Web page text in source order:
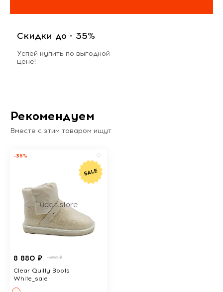
Скидки до - 35%
Успей купить по выгодной
цене!
Рекомендуем
Вместе с этим товаром ищут
-36%
8 880 ₽ 13690 ₽
Clear Quilty Boots
White_sale